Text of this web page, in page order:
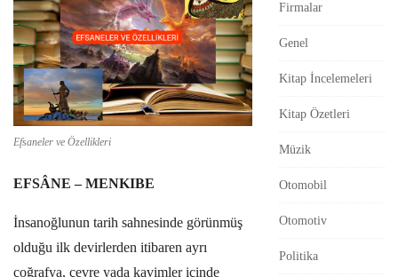
Efsaneler ve Özellikleri
EFSÂNE – MENKIBE
İnsanoğlunun tarih sahnesinde görünmüş
olduğu ilk devirlerden itibaren ayrı
coğrafya, çevre yada kavimler içinde
Firmalar
Genel
Kitap İncelemeleri
Kitap Özetleri
Müzik
Otomobil
Otomotiv
Politika